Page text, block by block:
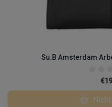
Su.B Amsterdam